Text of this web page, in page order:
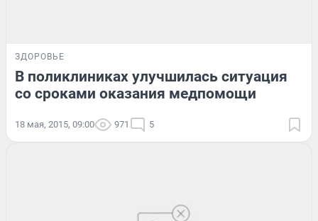
ЗДОРОВЬЕ
В поликлиниках улучшилась ситуация
со сроками оказания медпомощи
18 мая, 2015, 09:00 971 5